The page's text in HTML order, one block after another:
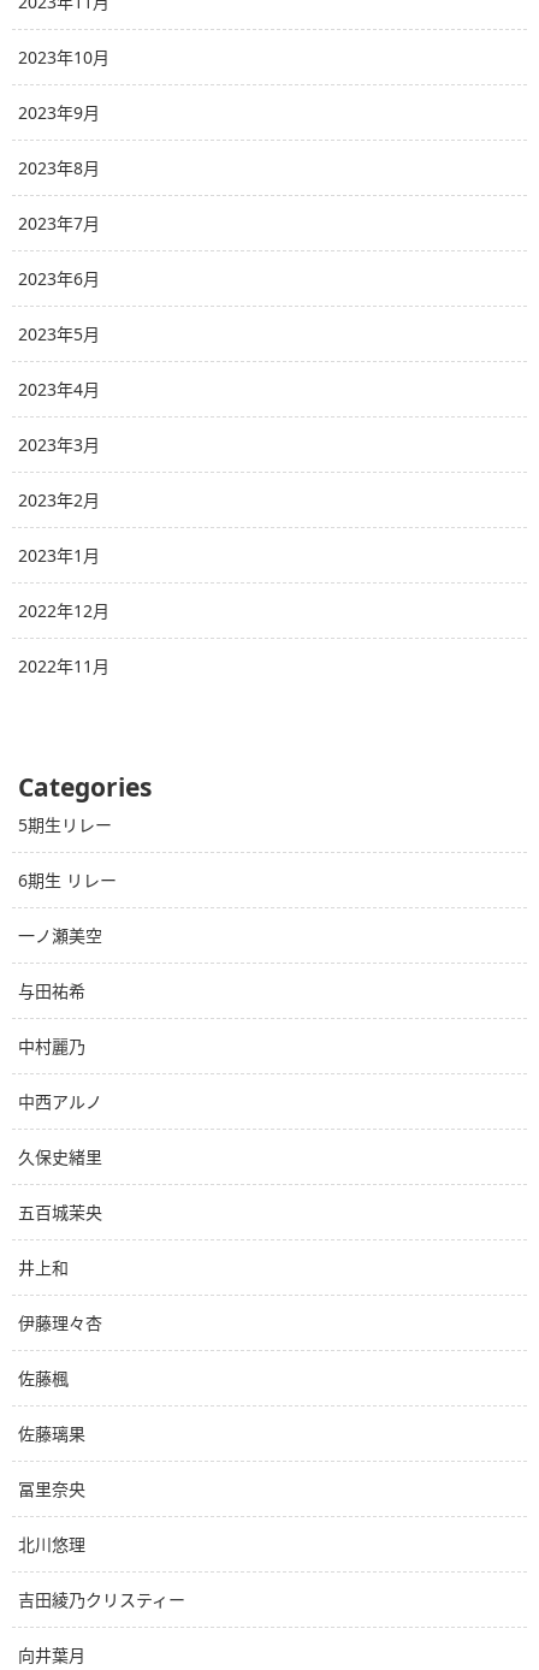
2023年10月
2023年9月
2023年8月
2023年7月
2023年6月
2023年5月
2023年4月
2023年3月
2023年2月
2023年1月
2022年12月
2022年11月
Categories
5期生リレー
6期生 リレー
一ノ瀬美空
与田祐希
中村麗乃
中西アルノ
久保史緒里
五百城茉央
井上和
伊藤理々杏
佐藤楓
佐藤璃果
冨里奈央
北川悠理
吉田綾乃クリスティー
向井葉月